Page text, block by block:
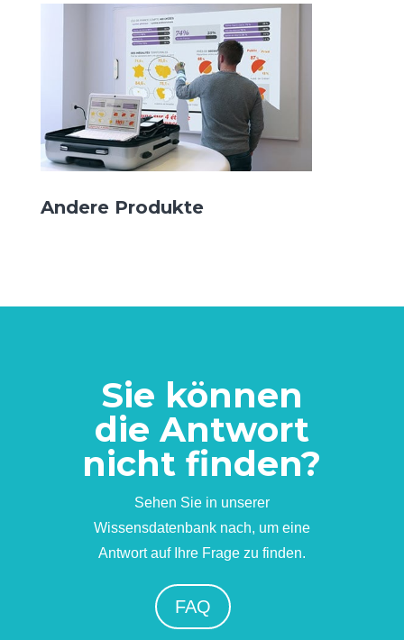
Andere Produkte
Sie können
die Antwort
nicht finden?
Sehen Sie in unserer
Wissensdatenbank nach, um eine
Antwort auf Ihre Frage zu finden.
FAQ